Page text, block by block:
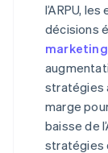
l’ARPU,
décisions
marketing
stratégies
marge
baisse de
stratégies